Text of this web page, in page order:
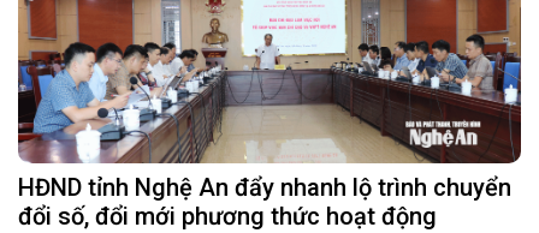
HĐND tỉnh Nghệ An đẩy nhanh lộ trình chuyển
đổi số, đổi mới phương thức hoạt động